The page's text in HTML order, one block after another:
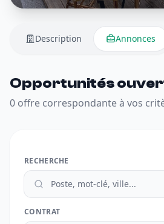
Description Annonces
Opportunités
0 offre correspondante à vos
RECHERCHE
CONTRAT